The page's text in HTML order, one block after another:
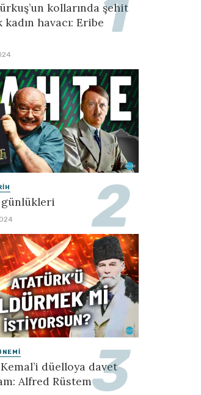
kollarında şehit
havacı: Eribe
düelloya davet
Alfred Rüstem